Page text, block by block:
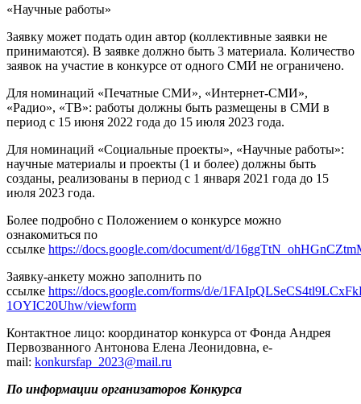
«Научные работы»
Заявку может подать один автор (коллективные заявки не
принимаются). В заявке должно быть 3 материала. Количество
заявок на участие в конкурсе от одного СМИ не ограничено.
Для номинаций «Печатные СМИ», «Интернет-СМИ»,
«Радио», «ТВ»: работы должны быть размещены в СМИ в
период с 15 июня 2022 года до 15 июля 2023 года.
Для номинаций «Социальные проекты», «Научные работы»:
научные материалы и проекты (1 и более) должны быть
созданы, реализованы в период с 1 января 2021 года до 15
июля 2023 года.
Более подробно с Положением о конкурсе можно
ознакомиться по
ссылке https://docs.google.com/document/d/
Заявку-анкету можно заполнить по
ссылке https://docs.google.com/forms/d/e/
1OYIC20Uhw/viewform
Контактное лицо: координатор конкурса от Фонда Андрея
Первозванного Антонова Елена Леонидовна, e-
mail: konkursfap_2023@mail.ru
По информации организаторов Конкурса